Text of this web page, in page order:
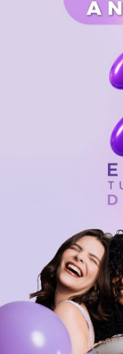
Karité): Ayudan a
saludables, lisos y sin
desde la primera
un acabado uniforme
hazlo en la parte
Código postal